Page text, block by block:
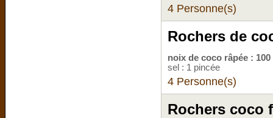
4 Personne(s)
Rochers de
noix de coco râpée :
sel : 1 pincée
4 Personne(s)
Rochers coco